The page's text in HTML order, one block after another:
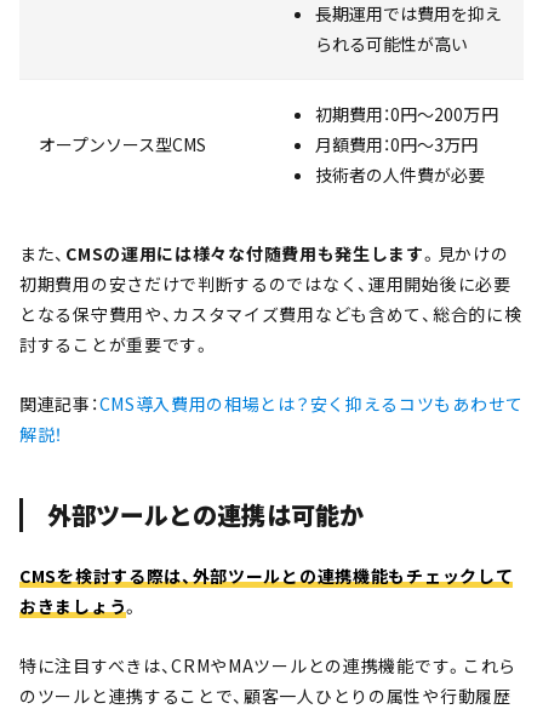
長期運用では費用を抑え
られる可能性が高い
オープンソース型CMS
初期費用：0円～200万円
月額費用：0円～3万円
技術者の人件費が必要
また、 CMSの運用には様々な付随費用も発生します。見かけの
初期費用の安さだけで判断するのではなく、運用開始後に必要
となる保守費用や、カスタマイズ費用なども含めて、総合的に検
討することが重要です。
関連記事：CMS導入費用の相場とは？安く抑えるコツもあわせて
解説！
外部ツールとの連携は可能か
CMSを検討する際は、外部ツールとの連携機能もチェックして
おきましょう。
特に注目すべきは、CRMやMAツールとの連携機能です。これら
のツールと連携することで、顧客一人ひとりの属性や行動履歴